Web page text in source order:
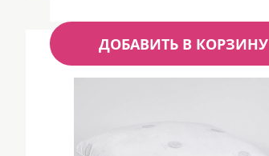
ДОБАВИТЬ В КОРЗИНУ